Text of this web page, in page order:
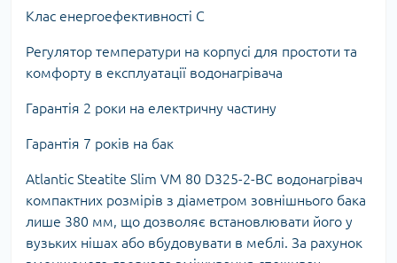
Клас енергоефективності C
Регулятор температури на корпусі для простоти та
комфорту в експлуатації водонагрівача
Гарантія 2 роки на електричну частину
Гарантія 7 років на бак
Atlantic Steatite Slim VM 80 D325-2-BC водонагрівач
компактних розмірів з діаметром зовнішнього бака
лише 380 мм, що дозволяє встановлювати його у
вузьких нішах або вбудовувати в меблі. За рахунок